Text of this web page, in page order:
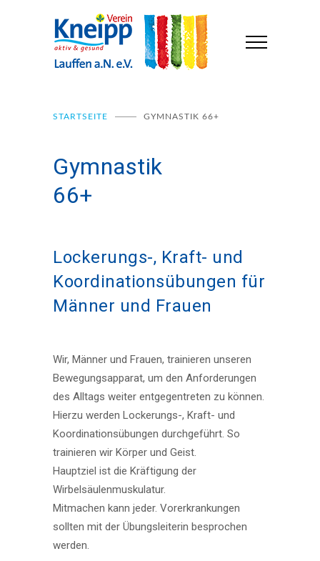
STARTSEITE GYMNASTIK 66+
Gymnastik
66+
Lockerungs-, Kraft- und
Koordinationsübungen für
Männer und Frauen
Wir, Männer und Frauen, trainieren unseren
Bewegungsapparat, um den Anforderungen
des Alltags weiter entgegentreten zu können.
Hierzu werden Lockerungs-, Kraft- und
Koordinationsübungen durchgeführt. So
trainieren wir Körper und Geist.
Hauptziel ist die Kräftigung der
Wirbelsäulenmuskulatur.
Mitmachen kann jeder. Vorerkrankungen
sollten mit der Übungsleiterin besprochen
werden.